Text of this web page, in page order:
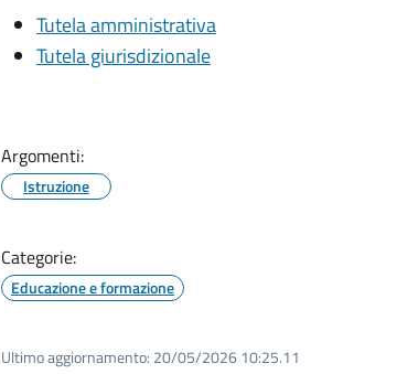
Tutela amministrativa
Tutela giurisdizionale
Argomenti:
Istruzione
Categorie:
Educazione e formazione
Ultimo aggiornamento: 20/05/2026 10:25.11